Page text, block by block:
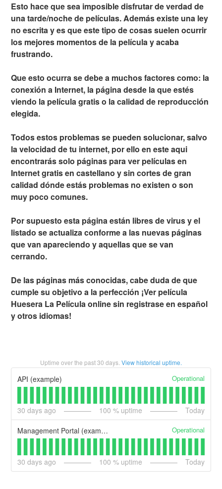
Esto hace que sea imposible disfrutar de verdad de
una tarde/noche de películas. Además existe una ley
no escrita y es que este tipo de cosas suelen ocurrir
los mejores momentos de la película y acaba
frustrando.
Que esto ocurra se debe a muchos factores como: la
conexión a Internet, la página desde la que estés
viendo la película gratis o la calidad de reproducción
elegida.
Todos estos problemas se pueden solucionar, salvo
la velocidad de tu internet, por ello en este aqui
encontrarás solo páginas para ver películas en
Internet gratis en castellano y sin cortes de gran
calidad dónde estás problemas no existen o son
muy poco comunes.
Por supuesto esta página están libres de virus y el
listado se actualiza conforme a las nuevas páginas
que van apareciendo y aquellas que se van
cerrando.
De las páginas más conocidas, cabe duda de que
cumple su objetivo a la perfección ¡Ver película
Huesera La Película online sin registrase en español
y otros idiomas!
Uptime over the past30 days. View historical uptime.
API (example) Operational
30 days ago 100 % uptime Today
Management Portal (example) Operational
30 days ago 100 % uptime Today